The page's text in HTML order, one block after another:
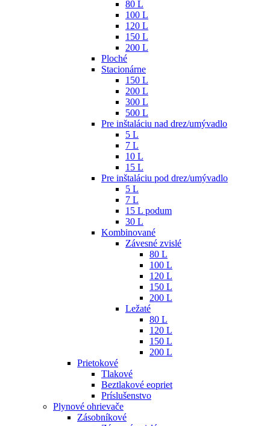
80 L
100 L
120 L
150 L
200 L
Ploché
Stacionárne
150 L
200 L
300 L
500 L
Pre inštaláciu nad drez/umývadlo
5 L
7 L
10 L
15 L
Pre inštaláciu pod drez/umývadlo
5 L
7 L
15 L podum
30 L
Kombinované
Závesné zvislé
80 L
100 L
120 L
150 L
200 L
Ležaté
80 L
120 L
150 L
200 L
Prietokové
Tlakové
Beztlakové eopriet
Príslušenstvo
Plynové ohrievače
Zásobníkové